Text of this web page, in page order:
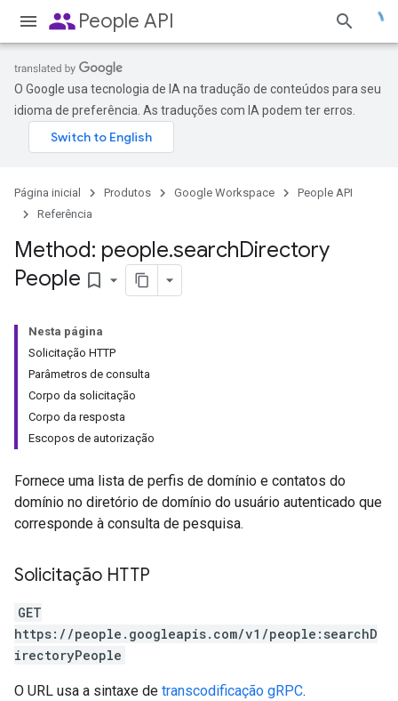
peoplePeople API
O Google usa tecnologia de IA na tradução de conteúdos para seu
idioma de preferência. As traduções com IA podem ter erros.
Página inicial Produtos Google Workspace
People API
Referência
Method: people.searchDirectory
People bookmark_border
Nesta página
Solicitação HTTP
Parâmetros de consulta
Corpo da solicitação
Corpo da resposta
Escopos de autorização
Fornece uma lista de perfis de domínio e contatos do
domínio no diretório de domínio do usuário autenticado que
corresponde à consulta de pesquisa.
Solicitação HTTP
GET
https://people.googleapis.com/v1/people:searchD
irectoryPeople
O URL usa a sintaxe de transcodificação gRPC.